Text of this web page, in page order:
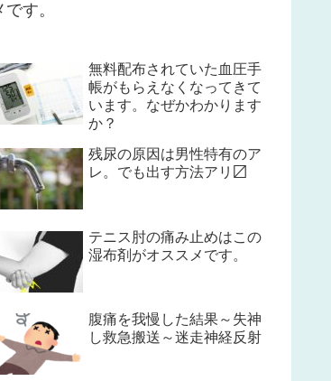
す。
無料配布されていた血圧手
帳がもらえなくなってきて
います。なぜかわかります
か？
残尿の原因は男性特有のア
レ。でも出す方法アリ〼
テニス肘の痛み止めはこの
湿布剤がオススメです。
腹痛を我慢した結果～失神
し救急搬送～迷走神経反射